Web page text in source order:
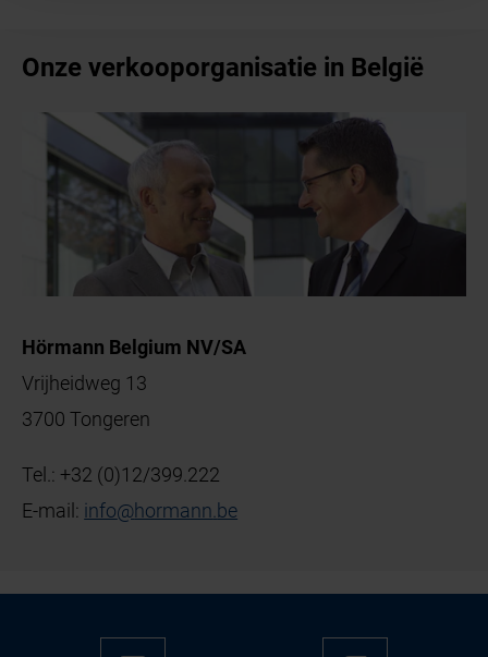
Onze verkooporganisatie in België
Hörmann Belgium NV/SA
Vrijheidweg 13
3700 Tongeren
Tel.: +32 (0)12/399.222
E-mail: info@hormann.be